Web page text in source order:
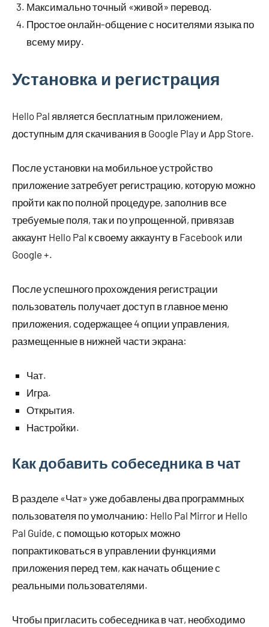
Максимально точный «живой» перевод.
Простое онлайн-общение с носителями языка по
всему миру.
Установка и регистрация
Hello Pal является бесплатным приложением,
доступным для скачивания в Google Play и App Store.
После установки на мобильное устройство
приложение затребует регистрацию, которую можно
пройти как по полной процедуре, заполнив все
требуемые поля, так и по упрощенной, привязав
аккаунт Hello Pal к своему аккаунту в Facebook или
Google +.
После успешного прохождения регистрации
пользователь получает доступ в главное меню
приложения, содержащее 4 опции управления,
размещенные в нижней части экрана:
Чат.
Игра.
Открытия.
Настройки.
Как добавить собеседника в чат
В разделе «Чат» уже добавлены два программных
пользователя по умолчанию: Hello Pal Mirror и Hello
Pal Guide, с помощью которых можно
попрактиковаться в управлении функциями
приложения перед тем, как начать общение с
реальными пользователями.
Чтобы пригласить собеседника в чат, необходимо